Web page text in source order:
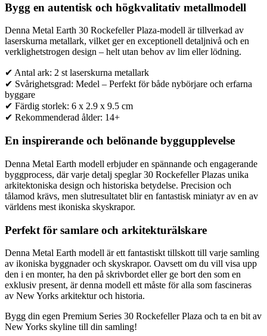
Bygg en autentisk och högkvalitativ metallmodell
Denna Metal Earth 30 Rockefeller Plaza-modell är tillverkad av
laserskurna metallark, vilket ger en exceptionell detaljnivå och en
verklighetstrogen design – helt utan behov av lim eller lödning.
✔ Antal ark: 2 st laserskurna metallark
✔ Svårighetsgrad: Medel – Perfekt för både nybörjare och erfarna
byggare
✔ Färdig storlek: 6 x 2.9 x 9.5 cm
✔ Rekommenderad ålder: 14+
En inspirerande och belönande byggupplevelse
Denna Metal Earth modell erbjuder en spännande och engagerande
byggprocess, där varje detalj speglar 30 Rockefeller Plazas unika
arkitektoniska design och historiska betydelse. Precision och
tålamod krävs, men slutresultatet blir en fantastisk miniatyr av en av
världens mest ikoniska skyskrapor.
Perfekt för samlare och arkitekturälskare
Denna Metal Earth modell är ett fantastiskt tillskott till varje samling
av ikoniska byggnader och skyskrapor. Oavsett om du vill visa upp
den i en monter, ha den på skrivbordet eller ge bort den som en
exklusiv present, är denna modell ett måste för alla som fascineras
av New Yorks arkitektur och historia.
Bygg din egen Premium Series 30 Rockefeller Plaza och ta en bit av
New Yorks skyline till din samling!